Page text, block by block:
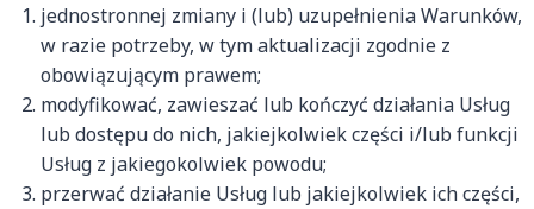
jednostronnej zmiany i (lub) uzupełnienia Warunków,
w razie potrzeby, w tym aktualizacji zgodnie z
obowiązującym prawem;
modyfikować, zawieszać lub kończyć działania Usług
lub dostępu do nich, jakiejkolwiek części i/lub funkcji
Usług z jakiegokolwiek powodu;
przerwać działanie Usług lub jakiejkolwiek ich części,